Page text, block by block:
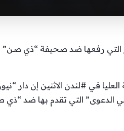
رفعها ضد صحيفة “ذي صن”
في #لندن الاثنين إن دار
الدعوى” التي تقدم بها ضد “ذي